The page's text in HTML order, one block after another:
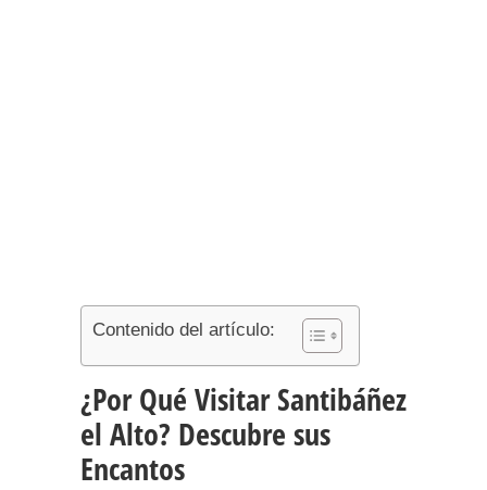
Contenido del artículo:
¿Por Qué Visitar Santibáñez
el Alto? Descubre sus
Encantos